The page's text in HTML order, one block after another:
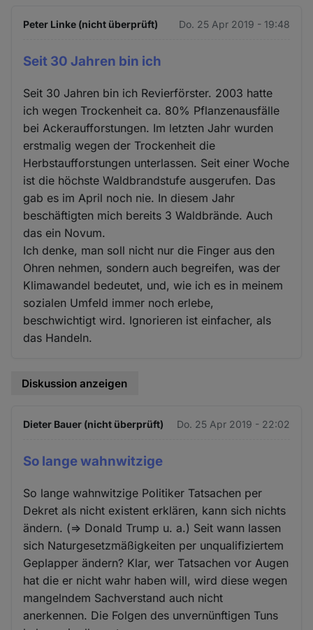
Peter Linke (nicht überprüft) Do. 25 Apr 2019 - 19:48
Seit 30 Jahren bin ich
Seit 30 Jahren bin ich Revierförster. 2003 hatte
ich wegen Trockenheit ca. 80% Pflanzenausfälle
bei Ackeraufforstungen. Im letzten Jahr wurden
erstmalig wegen der Trockenheit die
Herbstaufforstungen unterlassen. Seit einer Woche
ist die höchste Waldbrandstufe ausgerufen. Das
gab es im April noch nie. In diesem Jahr
beschäftigten mich bereits 3 Waldbrände. Auch
das ein Novum.
Ich denke, man soll nicht nur die Finger aus den
Ohren nehmen, sondern auch begreifen, was der
Klimawandel bedeutet, und, wie ich es in meinem
sozialen Umfeld immer noch erlebe,
beschwichtigt wird. Ignorieren ist einfacher, als
das Handeln.
Diskussion anzeigen
Dieter Bauer (nicht überprüft) Do. 25 Apr 2019 - 22:02
So lange wahnwitzige
So lange wahnwitzige Politiker Tatsachen per
Dekret als nicht existent erklären, kann sich nichts
ändern. (=> Donald Trump u. a.) Seit wann lassen
sich Naturgesetzmäßigkeiten per unqualifiziertem
Geplapper ändern? Klar, wer Tatsachen vor Augen
hat die er nicht wahr haben will, wird diese wegen
mangelndem Sachverstand auch nicht
anerkennen. Die Folgen des unvernünftigen Tuns